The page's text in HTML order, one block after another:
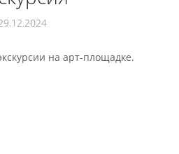
на арт-площадке.